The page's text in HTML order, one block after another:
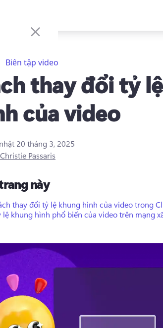
Biên tập video
thay đổi tỷ
của video
20 tháng 3, 2025
Christie Passaris
này
thay đổi tỷ lệ khung hình của video trong
lệ khung hình phổ biến của video trên mạng